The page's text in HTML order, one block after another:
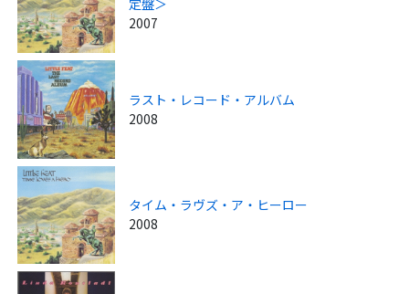
定盤＞
2007
ラスト・レコード・アルバム
2008
タイム・ラヴズ・ア・ヒーロー
2008